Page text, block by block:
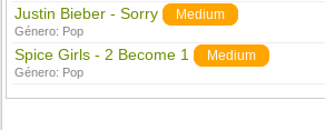
Justin Bieber - Sorry Medium
Género: Pop
Spice Girls - 2 Become 1 Medium
Género: Pop